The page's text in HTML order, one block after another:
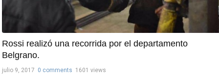
Rossi realizó una recorrida por el departamento
Belgrano.
julio 9, 2017 0 comments 1601 views